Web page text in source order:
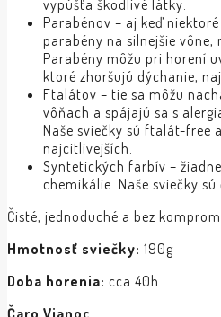
vypúšťa škodlivé látky.
Parabénov – aj keď
parabény na silnejšie vône,
Parabény môžu pri horení
ktoré zhoršujú dýchanie,
Ftalátov – tie sa môžu
vôňach a spájajú sa s
Naše sviečky sú ftalát-free
najcitlivejších.
Syntetických farbív –
chemikálie. Naše sviečky
Čisté, jednoduché a bez
Hmotnosť sviečky: 190g
Doba horenia: cca 40h
Čaro Vianoc